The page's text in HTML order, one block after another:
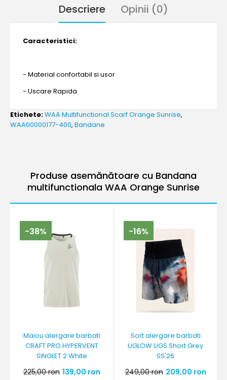
Descriere Opinii (0)
Caracteristici:
- Material confortabil si usor
- Uscare Rapida
Etichete:WAA Multifunctional Scarf Orange Sunrise,
WAA00000177-400, Bandane
Produse asemănătoare cu Bandana
multifunctionala WAA Orange Sunrise
-38%
Maiou alergare barbati
CRAFT PRO HYPERVENT
SINGLET 2 White
225,00 ron 139,00 ron
-16%
Sort alergare barbati
UGLOW UGS Short Grey
SS'26
249,00 ron 209,00 ron